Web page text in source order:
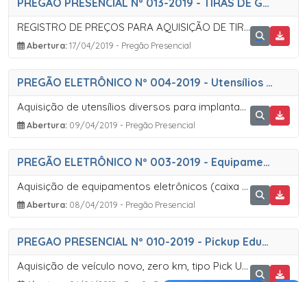
REGISTRO DE PREÇOS PARA AQUISIÇÃO DE TIRAS DE TESTE DE GLICEMIA
Abertura: 17/04/2019 - Pregão Presencial
PREGÃO ELETRÔNICO Nº 004-2019 - Utensílios Diversos
Aquisição de utensílios diversos para implantação da Unidade de Apoio à Distribuição de Alimentos da Agricultura Familiar  UADAF
Abertura: 09/04/2019 - Pregão Presencial
PREGÃO ELETRÔNICO Nº 003-2019 - Equipamentos de Informatica
Aquisição de equipamentos eletrônicos (caixa de som, notebook e projetor portátil), para implantação da Unidade de Apoio à Distribuição de Alimentos da Agricultura Familiar  UADAF
Abertura: 08/04/2019 - Pregão Presencial
PREGAO PRESENCIAL Nº 010-2019 - Pickup Educação
Aquisição de veículo novo, zero km, tipo Pick Up em atendimento a Secretaria da Educação